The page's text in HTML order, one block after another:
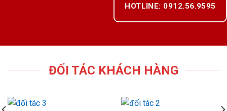
HOTLINE: 0912.56.9595
ĐỐI TÁC KHÁCH HÀNG